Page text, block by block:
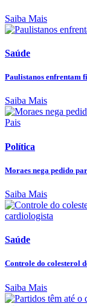
Saiba Mais
Saúde
Paulistanos enfrentam
Saiba Mais
Política
Moraes nega pedido
Saiba Mais
Saúde
Controle do colesterol
Saiba Mais